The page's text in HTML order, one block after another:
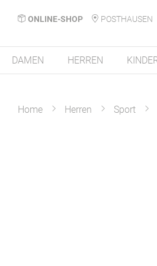
ONLINE-SHOP POSTHAUSEN
DAMEN HERREN
Home Herren Sport